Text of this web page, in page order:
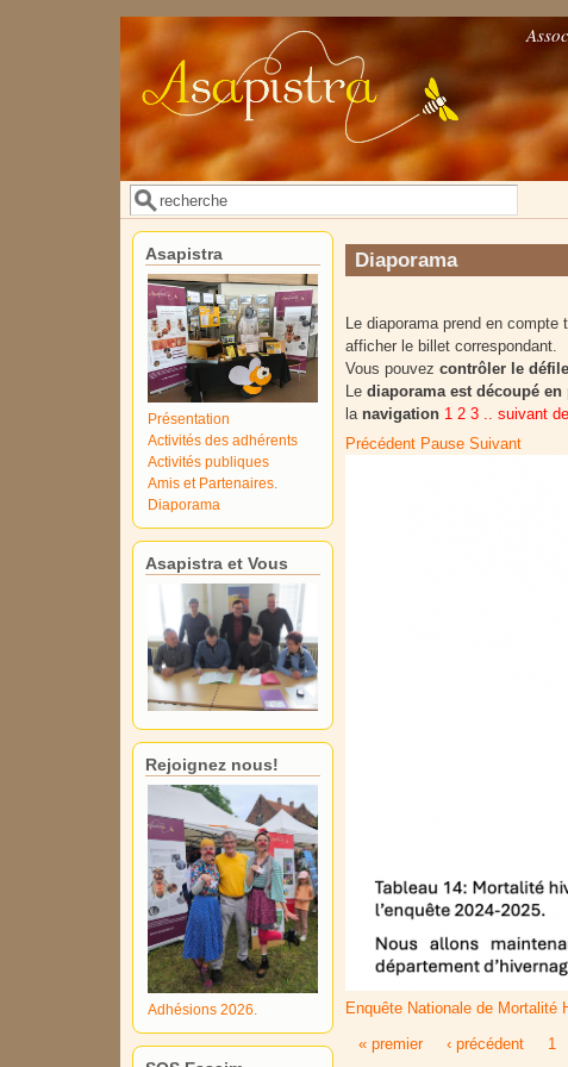
Formulaire de recherche
Rechercher
Diaporama
Le diaporama prend en
afficher le billet correspondant.
Vous pouvezcontrôler le
Lediaporama est découpé
la navigation 1 2 3 .. suivant
Précédent Pause Suivant
Enquête Nationale de Mortalité
Pages
« premier ‹ précédent 1
Asapistra
Présentation
Activités des adhérents
Activités publiques
Amis et Partenaires.
Diaporama
Asapistra et Vous
Rejoignez nous!
Adhésions 2026.